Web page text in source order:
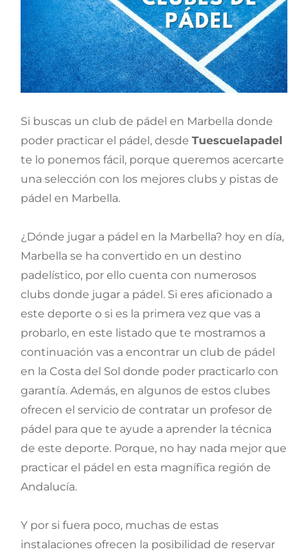
Si buscas un club de pádel en Marbella donde
poder practicar el pádel, desde Tuescuelapadel
te lo ponemos fácil, porque queremos acercarte
una selección con los mejores clubs y pistas de
pádel en Marbella.
¿Dónde jugar a pádel en la Marbella? hoy en día,
Marbella se ha convertido en un destino
padelístico, por ello cuenta con numerosos
clubs donde jugar a pádel. Si eres aficionado a
este deporte o si es la primera vez que vas a
probarlo, en este listado que te mostramos a
continuación vas a encontrar un club de pádel
en la Costa del Sol donde poder practicarlo con
garantía. Además, en algunos de estos clubes
ofrecen el servicio de contratar un profesor de
pádel para que te ayude a aprender la técnica
de este deporte. Porque, no hay nada mejor que
practicar el pádel en esta magnífica región de
Andalucía.
Y por si fuera poco, muchas de estas
instalaciones ofrecen la posibilidad de reservar